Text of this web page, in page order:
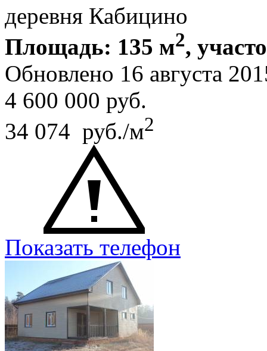
деревня Кабицино
Площадь: 135 м2,
Обновлено 16 августа
4 600 000 руб.
34 074 руб./м2
Показать телефон